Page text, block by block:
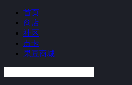
首页
商店
社区
点卡
果豆商城